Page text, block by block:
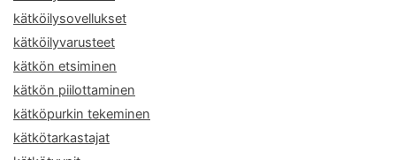
kätköilysovellukset
kätköilyvarusteet
kätkön etsiminen
kätkön piilottaminen
kätköpurkin tekeminen
kätkötarkastajat